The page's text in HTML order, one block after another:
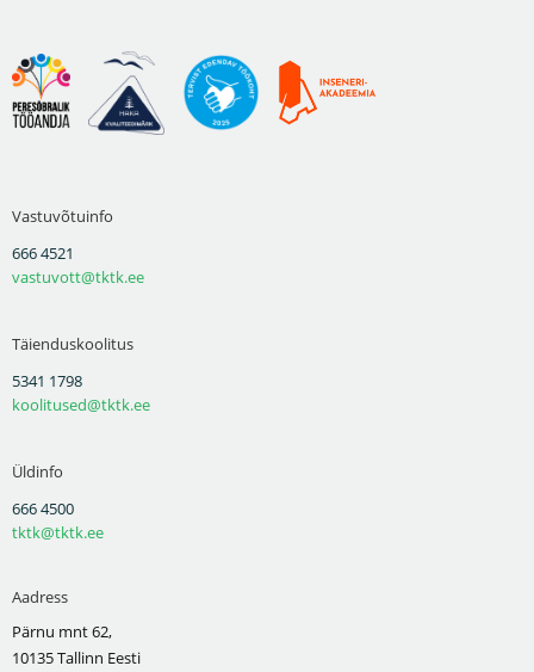
Vastuvõtuinfo
666 4521
vastuvott@tktk.ee
Täienduskoolitus
5341 1798
koolitused@tktk.ee
Üldinfo
666 4500
tktk@tktk.ee
Aadress
Pärnu mnt 62,
10135 Tallinn Eesti